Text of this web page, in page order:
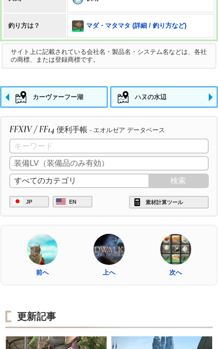
釣り方は？ マダ・マタマタ (詳細 / 釣り方など)
サイト上に記載されている会社名・製品名・システム名などは、各社
の商標、または登録商標です。
カーヴァーフー湖 ハヌの水辺
FFXIV / FF14 便利手帳 - エオルゼア データベース
JP EN 素材計算ツール
前へ 上へ 次へ
更新記事